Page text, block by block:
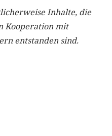
Inhalte, die
Kooperation mit
entstanden sind.